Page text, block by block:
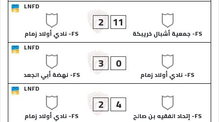
LNFD
FS- جمعية أشبال خريبكة
11
2
FS- نادي أولاد زمام
LNFD
FS- نادي أولاد زمام
0
3
FS- نهضة أبي الجعد
LNFD
FS- إتحاد الفقيه بن صالح
4
2
FS- نادي أولاد زمام